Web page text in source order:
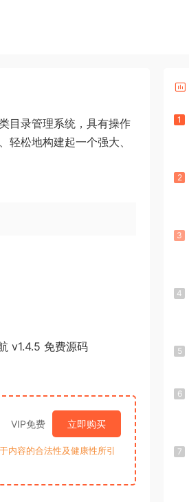
目录管理系统，具有操作
松地构建起一个强大、
VIP免费 立即购买
内容的合法性及健康性所引
1
2
3
4
5
6
7